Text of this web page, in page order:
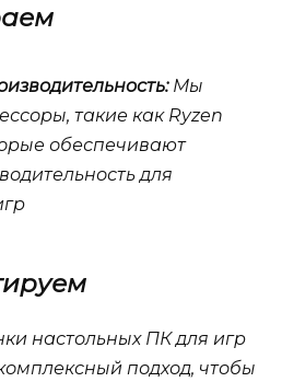
Мы
такие как Ryzen
обеспечивают
для
настольных ПК для игр
подход, чтобы